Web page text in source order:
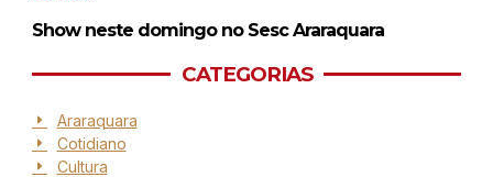
Show neste domingo no Sesc Araraquara
CATEGORIAS
Araraquara
Cotidiano
Cultura